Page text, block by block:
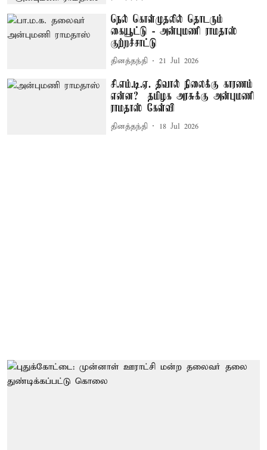
நெல் கொள்முதலில் தொடரும்
கையூட்டு - அன்புமணி ராமதாஸ்
குற்றச்சாட்டு
தினத்தந்தி 21 Jul 2026
சி.எம்.டி.ஏ. திவால் நிலைக்கு காரணம்
என்ன? – தமிழக அரசுக்கு அன்புமணி
ராமதாஸ் கேள்வி
தினத்தந்தி 18 Jul 2026